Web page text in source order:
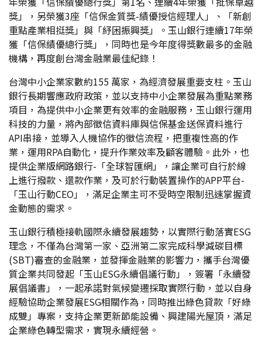
獎」，另榮獲3座「信保金質獎-績優授信經理人」、「新創
重點產業相挺獎」與「紓困振興獎」。玉山銀行連續17年榮
獲「信保績優總行獎」，同時也是今年度得獎數最多的金融
機構，再度創台灣金融業最佳紀錄！
台灣中小企業家數約155 萬家，為經濟發展重要支柱。玉山
銀行長期響應政府政策，並以支持中小企業發展為重點業務
項目，為提供中小企業更有效率的金融服務，玉山銀行運用
科技的力量，將內部徵信資料庫與信保基金送保資料進行
API串接，並導入人機協作的徵信流程，把重複性高的作
業，運用RPA自動化，提升作業效率及顧客體驗。此外，也
提供企業版網路銀行-「全球智匯網」，讓企業可自行於線
上進行撥款、還款作業，及可於行動裝置操作的APP平台-
「玉山行動CEO」，滿足企業主可不受時空限制迅速掌握資
金動態的需求。
玉山銀行積極接軌國際永續發展趨勢，以實際行動落實ESG
理念，不僅為台灣第一家、亞洲第二家完成科學減碳目標
(SBT)審查的金融業，並發揮金融業的影響力，攜手台灣優
質企業共同發起「玉山ESG永續倡議行動」，簽署「永續發
展倡議書」，一起承諾對氣候變遷採取實際行動，並以自身
經驗協助企業發展ESG相關作為，同時推出綠色貸款「好綠
成雙」專案，支持企業更新節能設備、興建陽光屋頂，滿足
企業綠色轉型需求，實現永續經營。